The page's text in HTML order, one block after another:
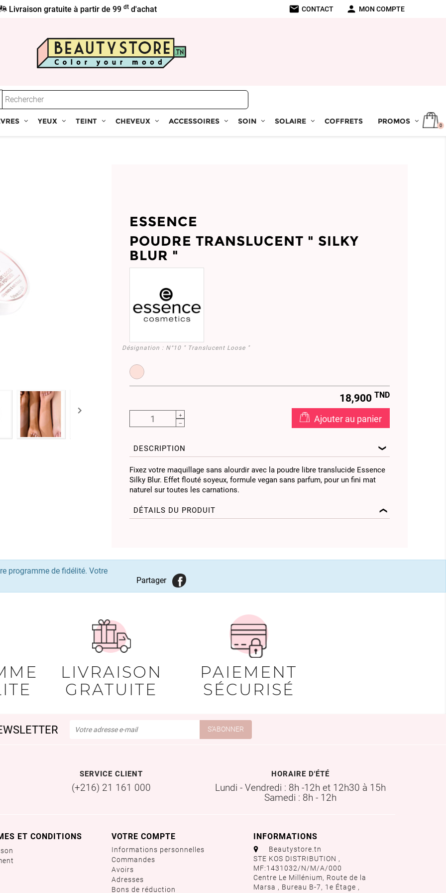
Livraison gratuite à partir de 99dt d'achat mail CONTACT person MON COMPTE
YEUX TEINT CHEVEUX ACCESSOIRES SOIN SOLAIRE COFFRETS PROMOS 0

ESSENCE
POUDRE TRANSLUCENT " SILKY
BLUR "
Désignation : N°10 " Translucent Loose "
ET958451.10
18,900 TND
Ajouter au panier
DESCRIPTION
Fixez votre maquillage sans alourdir avec la poudre libre translucide Essence
Silky Blur. Effet flouté soyeux, formule vegan sans parfum, pour un fini mat
naturel sur toutes les carnations.
DÉTAILS DU PRODUIT
Partager
programme de fidélité. Votre
LIVRAISON
GRATUITE
PAIEMENT
SÉCURISÉ
SERVICE CLIENT
(+216) 21 161 000
HORAIRE D'ÉTÉ
Lundi - Vendredi : 8h -12h et 12h30 à 15h
Samedi : 8h - 12h
ET CONDITIONS VOTRE COMPTE
Informations personnelles
Commandes
Avoirs
Adresses
Bons de réduction
INFORMATIONS
aaa
Beautystore.tn
STE KOS DISTRIBUTION ,
MF:1431032/N/M/A/000
Centre Le Millénium, Route de la
Marsa , Bureau B-7, 1e Étage ,